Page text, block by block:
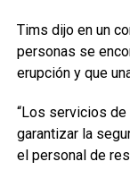
Tims dijo en un
personas se
erupción y que
“Los servicios de
garantizar la
el personal de